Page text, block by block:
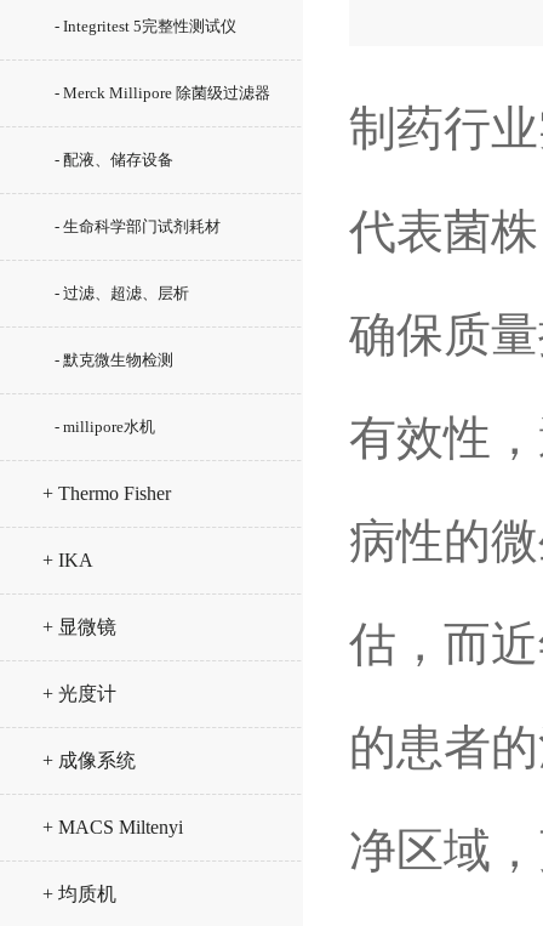
- Integritest 5完整性测试仪
- Merck Millipore 除菌级过滤器
- 配液、储存设备
- 生命科学部门试剂耗材
- 过滤、超滤、层析
- 默克微生物检测
- millipore水机
+ Thermo Fisher
+ IKA
+ 显微镜
+ 光度计
+ 成像系统
+ MACS Miltenyi
+ 均质机
制药行
代表菌
确保质
有效性
病性的
估，而
的患者
净区域